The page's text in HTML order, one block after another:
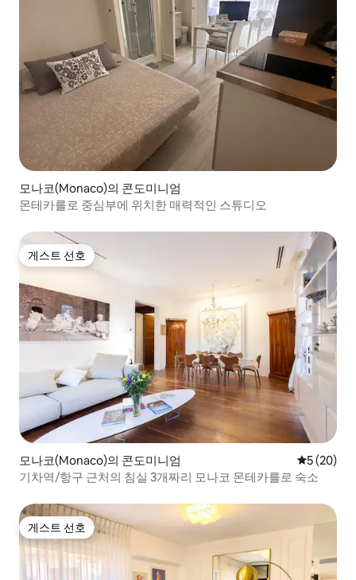
모나코(Monaco)의 콘도미니엄
몬테카를로 중심부에 위치한 매력적인 스튜디오
게스트 선호
게스트 선호
모나코(Monaco)의 콘도미니엄 평점 5점(5
5 (20)
기차역/항구 근처의 침실 3개짜리 모나코 몬테카를로 숙소
게스트 선호
게스트 선호